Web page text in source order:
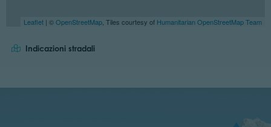
Leaflet | ©OpenStreetMap , Tiles courtesy of Humanitarian OpenStreetMap Team
Indicazioni stradali